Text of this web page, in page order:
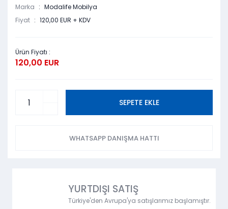
Marka
Modalife Mobilya
Fiyat
120,00 EUR + KDV
Ürün Fiyatı :
120,00 EUR
SEPETE EKLE
WHATSAPP DANIŞMA HATTI
YURTDIŞI SATIŞ
Türkiye'den Avrupa'ya satışlarımız başlamıştır.